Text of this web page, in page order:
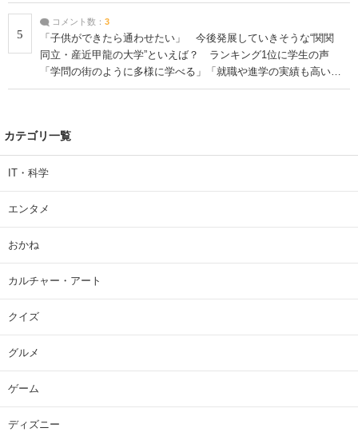
5
コメント数： 3
「子供ができたら通わせたい」 今後発展していきそうな“関関
同立・産近甲龍の大学”といえば？ ランキング1位に学生の声
「学問の街のように多様に学べる」「就職や進学の実績も高い」
| 大学 ねとらぼリサーチ
カテゴリ一覧
IT・科学
エンタメ
おかね
カルチャー・アート
クイズ
グルメ
ゲーム
ディズニー